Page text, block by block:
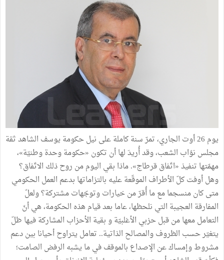
يوم 26 أوت الجاري، تمرّ سنة كاملة على نيل حكومة يوسف الشاهد ثقة
مجلس نوّاب الشعب، وقد أُريدَ لها أن تكون «حكومة وحدة وطنيّة»،
مهمّتها تنفيذ «اتّفاق قرطاج». ماذا بقي اليوم من روح ذلك الاتّفاق؟
وهل أوفت كلّ الأطراف الموقّعة عليه بالتزاماتها بدعم العمل الحكومي
متى كان منسجما مع ما أُقرّ من خيارات وتوجّهات مشتركة؟ ولعلّ
المفارقة العجيبة التي نلحظها، عاما بعد قيام هذه الحكومة، هي أنّ
التعامل معها من قبل حزبي الأغلبيّة و بقية الأحزاب المشاركة فيها ظلّ
يتغيّر حسب الظروف والمصالح الذاتية.. تعامل يتراوح أحيانا بين دعم
مشروط وإمساك عن الإصداع بالموقف في ما يشبه الرفض الصامت؛